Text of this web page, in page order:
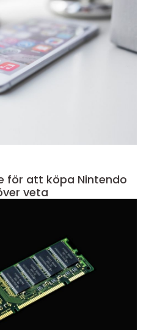
för att köpa Nintendo
veta